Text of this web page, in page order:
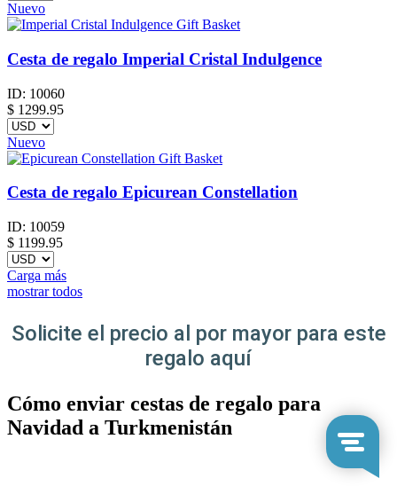
Nuevo
Cesta de regalo Imperial Cristal Indulgence
ID: 10060
$ 1299.95
Nuevo
Cesta de regalo Epicurean Constellation
ID: 10059
$ 1199.95
Carga más
mostrar todos
Solicite el precio al por mayor para este
regalo aquí
Cómo enviar cestas de regalo para
Navidad a Turkmenistán